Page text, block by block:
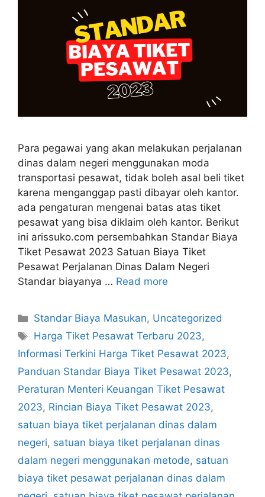
Para pegawai yang akan melakukan perjalanan
dinas dalam negeri menggunakan moda
transportasi pesawat, tidak boleh asal beli tiket
karena menganggap pasti dibayar oleh kantor.
ada pengaturan mengenai batas atas tiket
pesawat yang bisa diklaim oleh kantor. Berikut
ini arissuko.com persembahkan Standar Biaya
Tiket Pesawat 2023 Satuan Biaya Tiket
Pesawat Perjalanan Dinas Dalam Negeri
Standar biayanya … Read more
Categories
Standar Biaya Masukan, Uncategorized
Tags
Harga Tiket Pesawat Terbaru 2023,
Informasi Terkini Harga Tiket Pesawat 2023,
Panduan Standar Biaya Tiket Pesawat 2023,
Peraturan Menteri Keuangan Tiket Pesawat
2023, Rincian Biaya Tiket Pesawat 2023,
satuan biaya tiket perjalanan dinas dalam
negeri, satuan biaya tiket perjalanan dinas
dalam negeri menggunakan metode, satuan
biaya tiket pesawat perjalanan dinas dalam